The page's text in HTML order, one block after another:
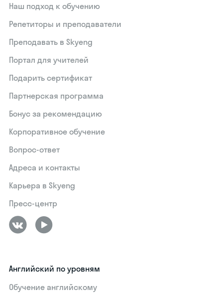
Наш подход к обучению
Репетиторы и преподаватели
Преподавать в Skyeng
Портал для учителей
Подарить сертификат
Партнерская программа
Бонус за рекомендацию
Корпоративное обучение
Вопрос-ответ
Адреса и контакты
Карьера в Skyeng
Пресс-центр
Английский по уровням
Обучение английскому